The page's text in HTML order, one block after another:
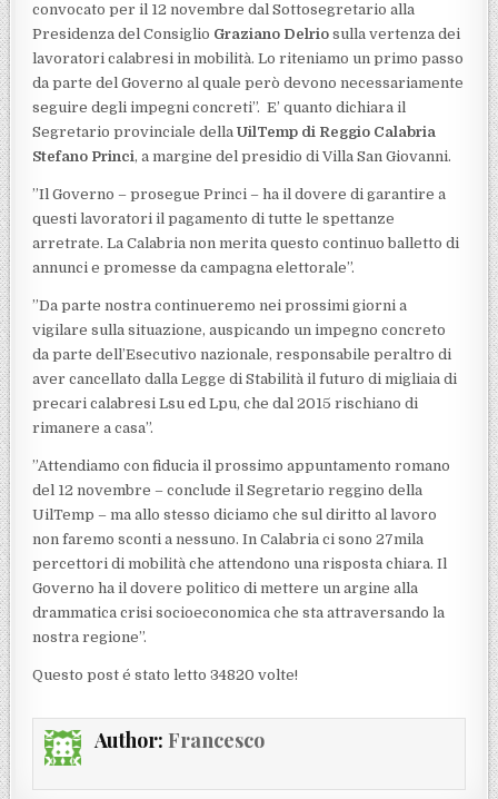
convocato per il 12 novembre dal Sottosegretario alla
Presidenza del Consiglio Graziano Delrio sulla vertenza dei
lavoratori calabresi in mobilità. Lo riteniamo un primo passo
da parte del Governo al quale però devono necessariamente
seguire degli impegni concreti”. E’ quanto dichiara il
Segretario provinciale dellaUilTemp di Reggio Calabria
Stefano Princi, a margine del presidio di Villa San Giovanni.
”Il Governo – prosegue Princi – ha il dovere di garantire a
questi lavoratori il pagamento di tutte le spettanze
arretrate. La Calabria non merita questo continuo balletto di
annunci e promesse da campagna elettorale”.
”Da parte nostra continueremo nei prossimi giorni a
vigilare sulla situazione, auspicando un impegno concreto
da parte dell’Esecutivo nazionale, responsabile peraltro di
aver cancellato dalla Legge di Stabilità il futuro di migliaia di
precari calabresi Lsu ed Lpu, che dal 2015 rischiano di
rimanere a casa”.
”Attendiamo con fiducia il prossimo appuntamento romano
del 12 novembre – conclude il Segretario reggino della
UilTemp – ma allo stesso diciamo che sul diritto al lavoro
non faremo sconti a nessuno. In Calabria ci sono 27mila
percettori di mobilità che attendono una risposta chiara. Il
Governo ha il dovere politico di mettere un argine alla
drammatica crisi socioeconomica che sta attraversando la
nostra regione”.
Questo post é stato letto 34820 volte!
Author: Francesco